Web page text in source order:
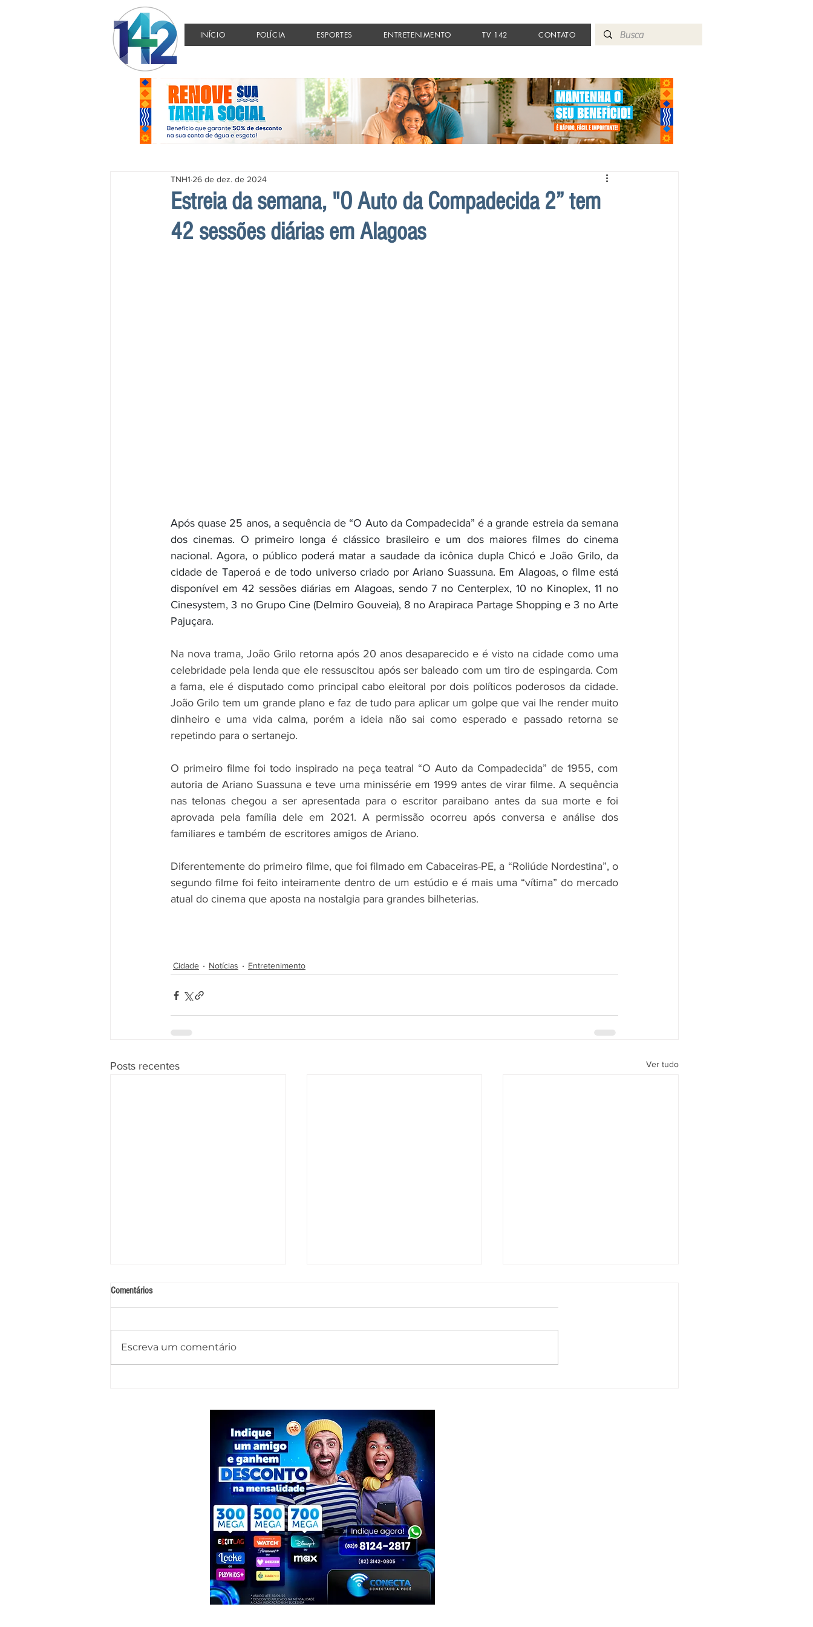
INÍCIO POLÍCIA ESPORTES ENTRETENIMENTO TV 142 CONTATO
Estreia da semana, "O Auto da Compadecida 2” tem
42 sessões diárias em Alagoas
TNH1 26 de dez. de 2024
Após quase 25 anos, a sequência de “O Auto da Compadecida” é a grande estreia da semana
dos cinemas. O primeiro longa é clássico brasileiro e um dos maiores filmes do cinema
nacional. Agora, o público poderá matar a saudade da icônica dupla Chicó e João Grilo, da
cidade de Taperoá e de todo universo criado por Ariano Suassuna. Em Alagoas, o filme está
disponível em 42 sessões diárias em Alagoas, sendo 7 no Centerplex, 10 no Kinoplex, 11 no
Cinesystem, 3 no Grupo Cine (Delmiro Gouveia), 8 no Arapiraca Partage Shopping e 3 no Arte
Pajuçara.
Na nova trama, João Grilo retorna após 20 anos desaparecido e é visto na cidade como uma
celebridade pela lenda que ele ressuscitou após ser baleado com um tiro de espingarda. Com
a fama, ele é disputado como principal cabo eleitoral por dois políticos poderosos da cidade.
João Grilo tem um grande plano e faz de tudo para aplicar um golpe que vai lhe render muito
dinheiro e uma vida calma, porém a ideia não sai como esperado e passado retorna se
repetindo para o sertanejo.
O primeiro filme foi todo inspirado na peça teatral “O Auto da Compadecida” de 1955, com
autoria de Ariano Suassuna e teve uma minissérie em 1999 antes de virar filme. A sequência
nas telonas chegou a ser apresentada para o escritor paraibano antes da sua morte e foi
aprovada pela família dele em 2021. A permissão ocorreu após conversa e análise dos
familiares e também de escritores amigos de Ariano.
Diferentemente do primeiro filme, que foi filmado em Cabaceiras-PE, a “Roliúde Nordestina”, o
segundo filme foi feito inteiramente dentro de um estúdio e é mais uma “vítima” do mercado
atual do cinema que aposta na nostalgia para grandes bilheterias.
Cidade Notícias Entretenimento
Posts recentes Ver tudo
conjunta das polícias de AL e PE
Inhapi
Comentários
Escreva um comentário